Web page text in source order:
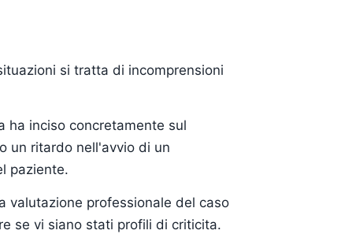
si tratta di incomprensioni
ha inciso concretamente sul
un ritardo nell'avvio di un
paziente.
valutazione professionale del caso
se vi siano stati profili di criticita.